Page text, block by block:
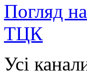
Погляд
ТЦК
Усі